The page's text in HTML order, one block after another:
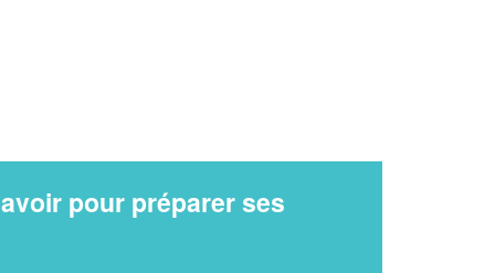
pour préparer ses